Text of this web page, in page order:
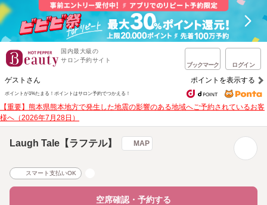
国内最大級の
サロン予約サイト
ブックマーク ログイン
ゲストさん ポイントを表示する
ポイントが1%たまる！ ポイントはサロン予約でつかえる！
【重要】熊本県熊本地方で発生した地震の影響のある地域へご予約されているお客
様へ（2026年7月28日）
Laugh Tale【ラフテル】 MAP
スマート支払いOK
空席確認・予約する